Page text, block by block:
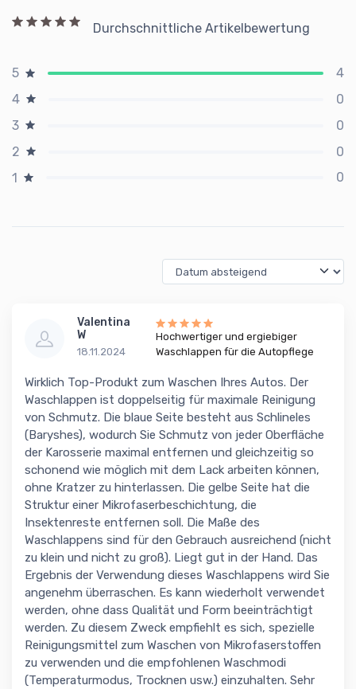
Durchschnittliche Artikelbewertung
5
4
4
0
3
0
2
0
1
0
Valentina
W
18.11.2024
Hochwertiger und ergiebiger
Waschlappen für die Autopflege
Wirklich Top-Produkt zum Waschen Ihres Autos. Der
Waschlappen ist doppelseitig für maximale Reinigung
von Schmutz. Die blaue Seite besteht aus Schlineles
(Baryshes), wodurch Sie Schmutz von jeder Oberfläche
der Karosserie maximal entfernen und gleichzeitig so
schonend wie möglich mit dem Lack arbeiten können,
ohne Kratzer zu hinterlassen. Die gelbe Seite hat die
Struktur einer Mikrofaserbeschichtung, die
Insektenreste entfernen soll. Die Maße des
Waschlappens sind für den Gebrauch ausreichend (nicht
zu klein und nicht zu groß). Liegt gut in der Hand. Das
Ergebnis der Verwendung dieses Waschlappens wird Sie
angenehm überraschen. Es kann wiederholt verwendet
werden, ohne dass Qualität und Form beeinträchtigt
werden. Zu diesem Zweck empfiehlt es sich, spezielle
Reinigungsmittel zum Waschen von Mikrofaserstoffen
zu verwenden und die empfohlenen Waschmodi
(Temperaturmodus, Trocknen usw.) einzuhalten. Sehr